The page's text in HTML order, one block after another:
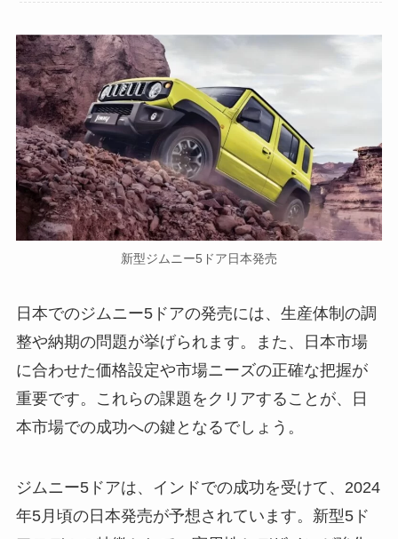
新型ジムニー5ドア日本発売
日本でのジムニー5ドアの発売には、生産体制の調
整や納期の問題が挙げられます。また、日本市場
に合わせた価格設定や市場ニーズの正確な把握が
重要です。これらの課題をクリアすることが、日
本市場での成功への鍵となるでしょう。
ジムニー5ドアは、インドでの成功を受けて、2024
年5月頃の日本発売が予想されています。新型5ド